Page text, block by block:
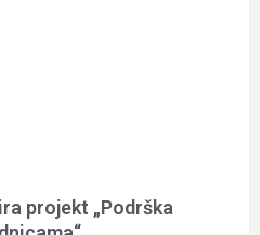
projekt „Podrška